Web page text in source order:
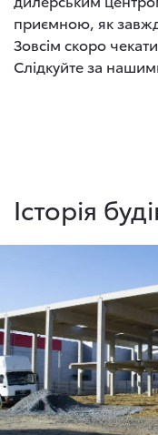
приємною, як
Зовсім скоро
Слідкуйте за
Історія